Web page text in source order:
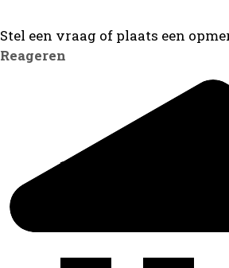
Stel een vraag of plaats een
Reageren